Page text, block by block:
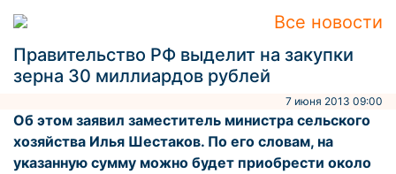
Все новости
Правительство РФ выделит на закупки
зерна 30 миллиардов рублей
7 июня 2013 09:00
Об этом заявил заместитель министра сельского
хозяйства Илья Шестаков. По его словам, на
указанную сумму можно будет приобрести около